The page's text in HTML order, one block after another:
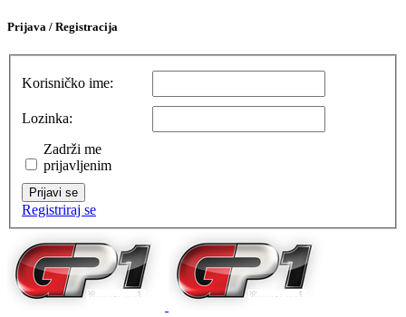
Prijava / Registracija
Korisničko ime:
Lozinka:
Zadrži me
prijavljenim
Prijavi se
Registriraj se